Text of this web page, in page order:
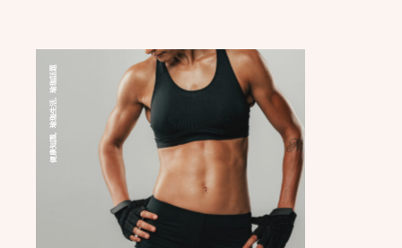
健康知識
瑜珈生活
瑜珈話題